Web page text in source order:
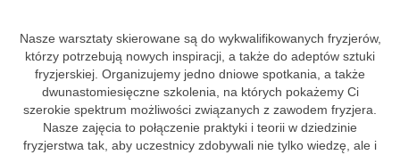
Nasze warsztaty skierowane są do wykwalifikowanych fryzjerów,
którzy potrzebują nowych inspiracji, a także do adeptów sztuki
fryzjerskiej. Organizujemy jedno dniowe spotkania, a także
dwunastomiesięczne szkolenia, na których pokażemy Ci
szerokie spektrum możliwości związanych z zawodem fryzjera.
Nasze zajęcia to połączenie praktyki i teorii w dziedzinie
fryzjerstwa tak, aby uczestnicy zdobywali nie tylko wiedzę, ale i